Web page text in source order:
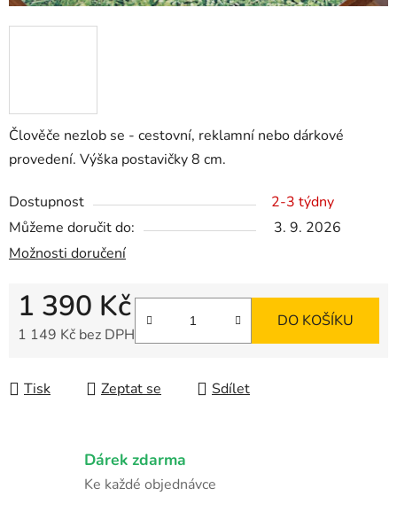
Člověče nezlob se - cestovní, reklamní nebo dárkové
provedení. Výška postavičky 8 cm.
Dostupnost
2-3 týdny
Můžeme doručit do:
3. 9. 2026
Možnosti doručení
1 390 Kč
1 149 Kč bez DPH
DO KOŠÍKU
Tisk Zeptat se Sdílet
Dárek zdarma
Ke každé objednávce